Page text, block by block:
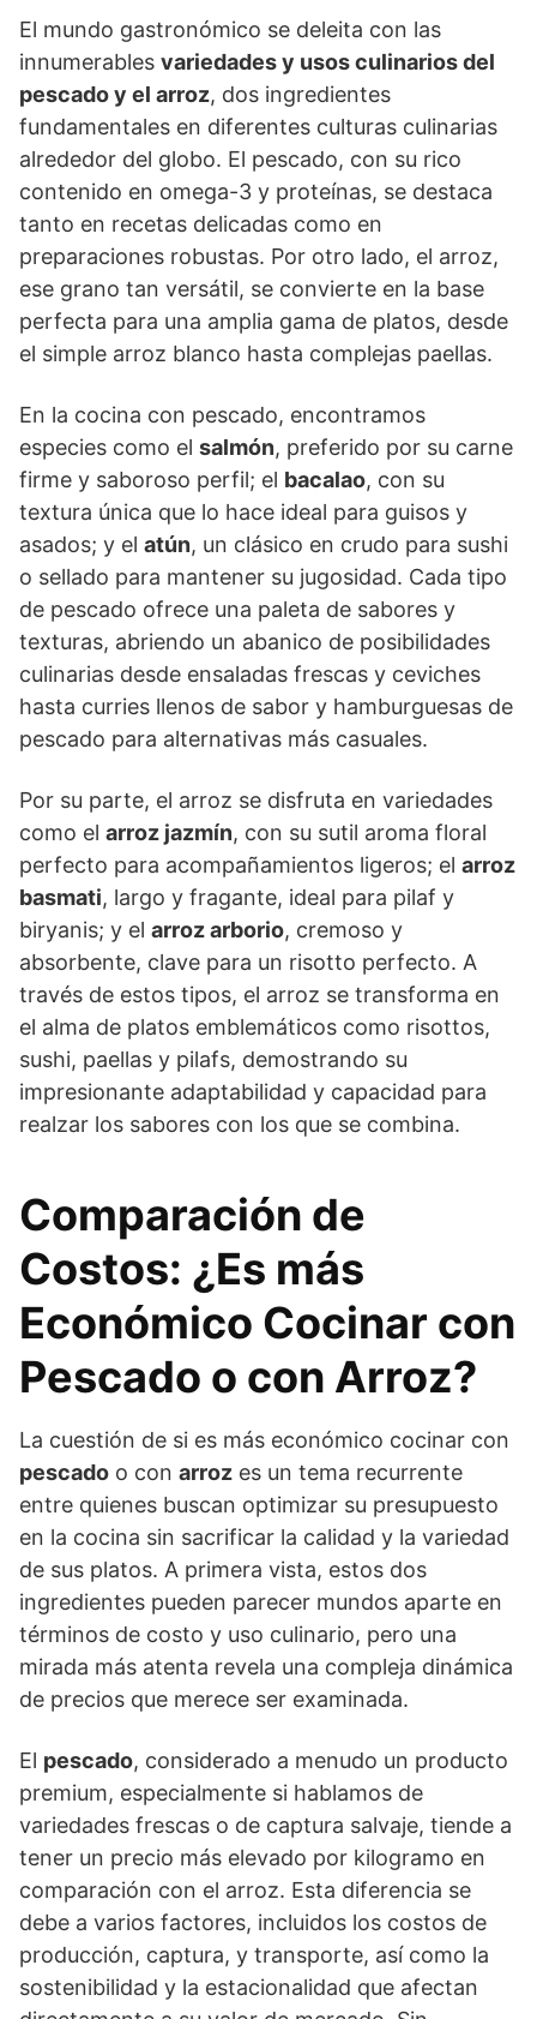
El mundo gastronómico se deleita con las
innumerables variedades y usos culinarios del
pescado y el arroz, dos ingredientes
fundamentales en diferentes culturas culinarias
alrededor del globo. El pescado, con su rico
contenido en omega-3 y proteínas, se destaca
tanto en recetas delicadas como en
preparaciones robustas. Por otro lado, el arroz,
ese grano tan versátil, se convierte en la base
perfecta para una amplia gama de platos, desde
el simple arroz blanco hasta complejas paellas.
En la cocina con pescado, encontramos
especies como el salmón, preferido por su carne
firme y saboroso perfil; el bacalao, con su
textura única que lo hace ideal para guisos y
asados; y el atún, un clásico en crudo para sushi
o sellado para mantener su jugosidad. Cada tipo
de pescado ofrece una paleta de sabores y
texturas, abriendo un abanico de posibilidades
culinarias desde ensaladas frescas y ceviches
hasta curries llenos de sabor y hamburguesas de
pescado para alternativas más casuales.
Por su parte, el arroz se disfruta en variedades
como el arroz jazmín, con su sutil aroma floral
perfecto para acompañamientos ligeros; el arroz
basmati, largo y fragante, ideal para pilaf y
biryanis; y el arroz arborio, cremoso y
absorbente, clave para un risotto perfecto. A
través de estos tipos, el arroz se transforma en
el alma de platos emblemáticos como risottos,
sushi, paellas y pilafs, demostrando su
impresionante adaptabilidad y capacidad para
realzar los sabores con los que se combina.
Comparación de
Costos: ¿Es más
Económico Cocinar con
Pescado o con Arroz?
La cuestión de si es más económico cocinar con
pescado o con arroz es un tema recurrente
entre quienes buscan optimizar su presupuesto
en la cocina sin sacrificar la calidad y la variedad
de sus platos. A primera vista, estos dos
ingredientes pueden parecer mundos aparte en
términos de costo y uso culinario, pero una
mirada más atenta revela una compleja dinámica
de precios que merece ser examinada.
El pescado, considerado a menudo un producto
premium, especialmente si hablamos de
variedades frescas o de captura salvaje, tiende a
tener un precio más elevado por kilogramo en
comparación con el arroz. Esta diferencia se
debe a varios factores, incluidos los costos de
producción, captura, y transporte, así como la
sostenibilidad y la estacionalidad que afectan